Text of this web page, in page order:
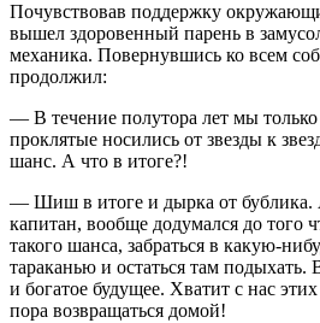
Почувствовав поддержку
вышел здоровенный парень в
механика. Повернувшись ко всем
продолжил:
— В течение полутора лет мы только
проклятые носились от звезды к
шанс. А что в итоге?!
— Шиш в итоге и дырка от бублика.
капитан, вообще додумался до того
такого шанса, забраться в какую-
тараканью и остаться там подыхать.
и богатое будущее. Хватит с нас
пора возвращаться домой!